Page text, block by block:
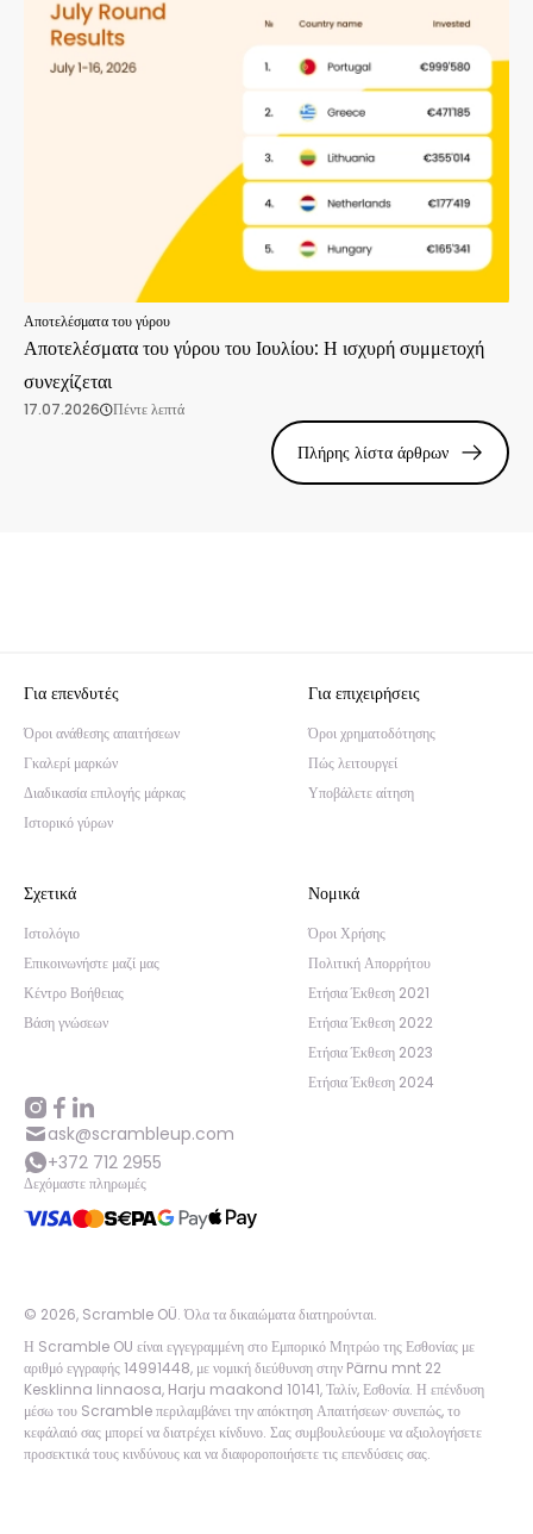
Αποτελέσματα του γύρου
Αποτελέσματα του γύρου του Ιουλίου: Η ισχυρή συμμετοχή
συνεχίζεται
17.07.2026 Πέντε λεπτά
Πλήρης λίστα άρθρων
Για επενδυτές
Όροι ανάθεσης απαιτήσεων
Γκαλερί μαρκών
Διαδικασία επιλογής μάρκας
Ιστορικό γύρων
Για επιχειρήσεις
Όροι χρηματοδότησης
Πώς λειτουργεί
Υποβάλετε αίτηση
Σχετικά
Ιστολόγιο
Επικοινωνήστε μαζί μας
Κέντρο Βοήθειας
Βάση γνώσεων
Νομικά
Όροι Χρήσης
Πολιτική Απορρήτου
Ετήσια Έκθεση 2021
Ετήσια Έκθεση 2022
Ετήσια Έκθεση 2023
Ετήσια Έκθεση 2024
ask@scrambleup.com
+372 712 2955
Δεχόμαστε πληρωμές
© 2026, Scramble OÜ. Όλα τα δικαιώματα διατηρούνται.
Η Scramble OU είναι εγγεγραμμένη στο Εμπορικό Μητρώο της Εσθονίας με
αριθμό εγγραφής 14991448, με νομική διεύθυνση στην Pärnu mnt 22
Kesklinna linnaosa, Harju maakond 10141, Ταλίν, Εσθονία. Η επένδυση
μέσω του Scramble περιλαμβάνει την απόκτηση Απαιτήσεων· συνεπώς, το
κεφάλαιό σας μπορεί να διατρέχει κίνδυνο. Σας συμβουλεύουμε να αξιολογήσετε
προσεκτικά τους κινδύνους και να διαφοροποιήσετε τις επενδύσεις σας.